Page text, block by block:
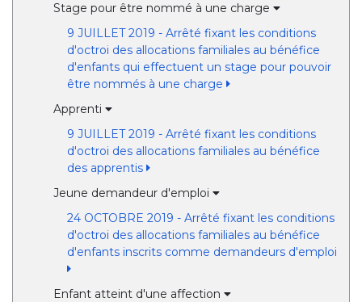
Stage pour être nommé à une charge
9 JUILLET 2019 - Arrêté fixant les conditions
d'octroi des allocations familiales au bénéfice
d'enfants qui effectuent un stage pour pouvoir
être nommés à une charge
Apprenti
9 JUILLET 2019 - Arrêté fixant les conditions
d'octroi des allocations familiales au bénéfice
des apprentis
Jeune demandeur d'emploi
24 OCTOBRE 2019 - Arrêté fixant les conditions
d'octroi des allocations familiales au bénéfice
d'enfants inscrits comme demandeurs d'emploi
Enfant atteint d'une affection